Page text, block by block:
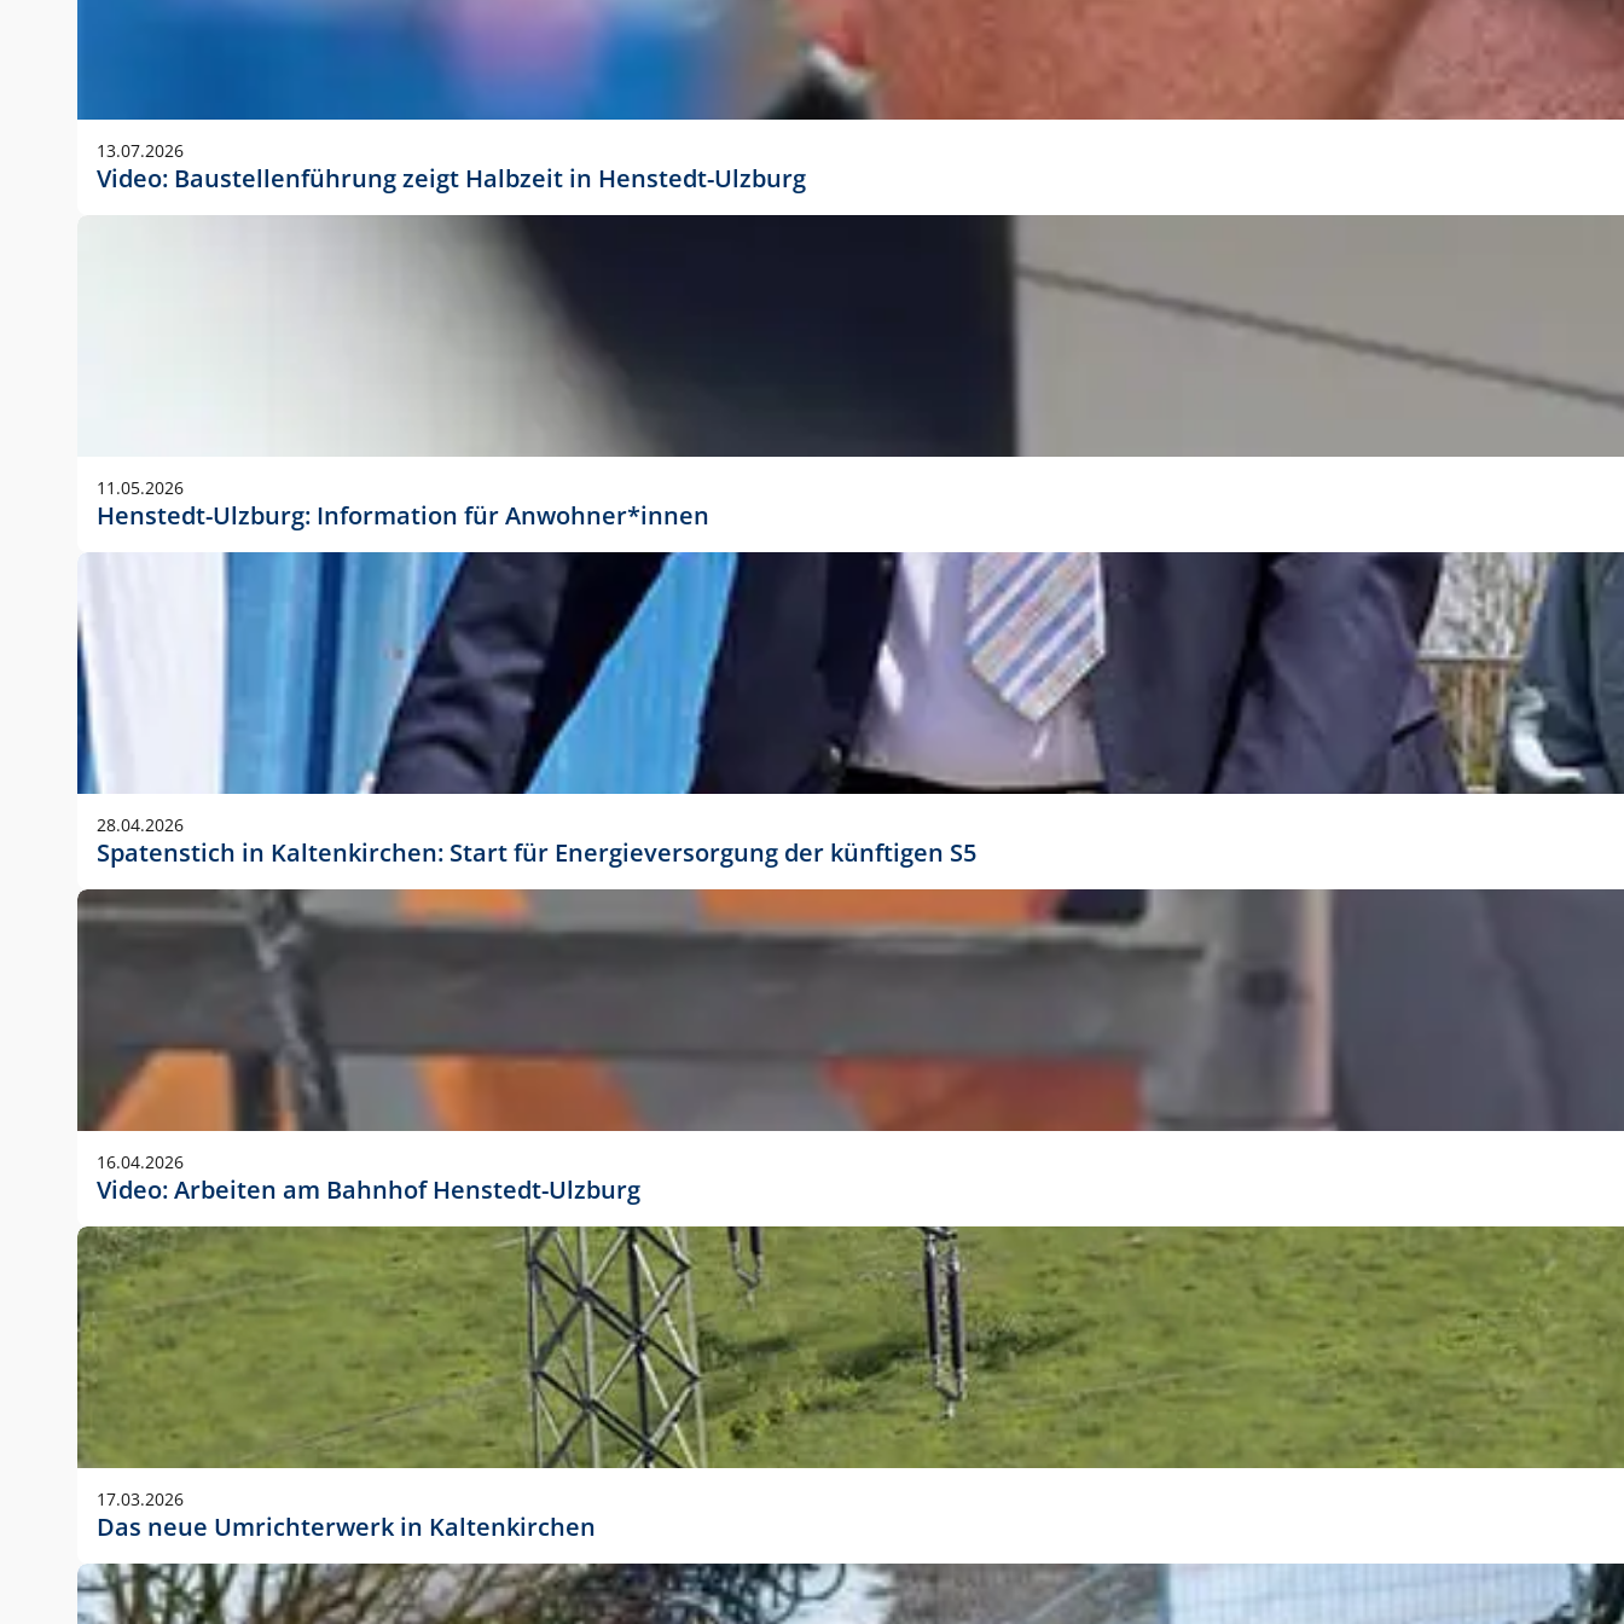
Anwendungsgröße im Layout:
Die Logohöhe beträgt 4 – 10 % der jeweiligen Formathöhe. Daraus ergeben sich für gängige Formate
folgende fest definierte Anwendungsgrößen im Layout:
DIN A3 – 15 mm hoch (5 %)
DIN A1 – 39 mm hoch (5 %)
DIN lang – 10 mm hoch (5 %)
1080 x 1080 px – 78 px hoch (7 %)
In Ausnahmefällen darf das Logo jedoch auch größer oder kleiner gesetzt werden. Dazu bedarf es jedoch
stets der vorherigen Absprache mit der Marketingabteilung.
13.07.2026
Video: Baustellenführung zeigt Halbzeit in Henstedt-Ulzburg
11.05.2026
Henstedt-Ulzburg: Information für Anwohner*innen
28.04.2026
Spatenstich in Kaltenkirchen: Start für Energieversorgung der künftigen S5
16.04.2026
Video: Arbeiten am Bahnhof Henstedt-Ulzburg
17.03.2026
Das neue Umrichterwerk in Kaltenkirchen